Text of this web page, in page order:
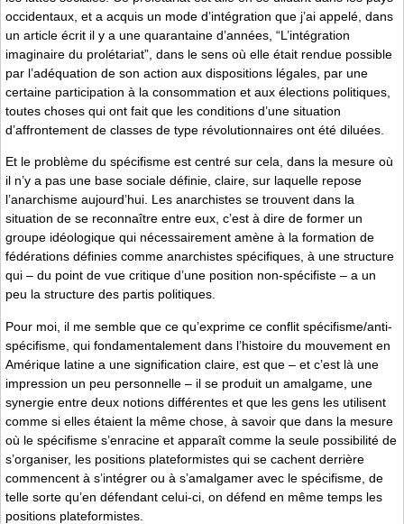
occidentaux, et a acquis un mode d’intégration que j’ai appelé, dans
un article écrit il y a une quarantaine d’années, “L’intégration
imaginaire du prolétariat”, dans le sens où elle était rendue possible
par l’adéquation de son action aux dispositions légales, par une
certaine participation à la consommation et aux élections politiques,
toutes choses qui ont fait que les conditions d’une situation
d’affrontement de classes de type révolutionnaires ont été diluées.
Et le problème du spécifisme est centré sur cela, dans la mesure où
il n’y a pas une base sociale définie, claire, sur laquelle repose
l’anarchisme aujourd’hui. Les anarchistes se trouvent dans la
situation de se reconnaître entre eux, c’est à dire de former un
groupe idéologique qui nécessairement amène à la formation de
fédérations définies comme anarchistes spécifiques, à une structure
qui – du point de vue critique d’une position non-spécifiste – a un
peu la structure des partis politiques.
Pour moi, il me semble que ce qu’exprime ce conflit spécifisme/anti-
spécifisme, qui fondamentalement dans l’histoire du mouvement en
Amérique latine a une signification claire, est que – et c’est là une
impression un peu personnelle – il se produit un amalgame, une
synergie entre deux notions différentes et que les gens les utilisent
comme si elles étaient la même chose, à savoir que dans la mesure
où le spécifisme s’enracine et apparaît comme la seule possibilité de
s’organiser, les positions plateformistes qui se cachent derrière
commencent à s’intégrer ou à s’amalgamer avec le spécifisme, de
telle sorte qu’en défendant celui-ci, on défend en même temps les
positions plateformistes.